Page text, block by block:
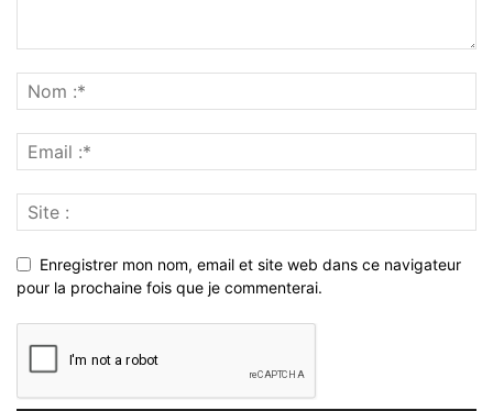
Enregistrer mon nom, email et site web dans ce navigateur
pour la prochaine fois que je commenterai.